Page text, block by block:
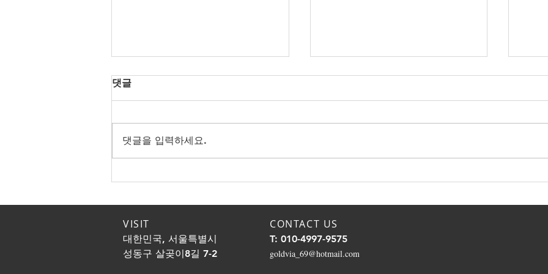
족도를 높이는 방법!
법을 알려드립니다
댓글
댓글을 입력하세요.
VISIT
대한민국, 서울특별시
성동구 살곶이8길 7-2
CONTACT US
T: 010-4997-9575
goldvia_69@hotmail.com